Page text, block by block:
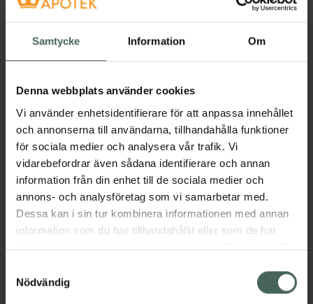
Samtycke Information Om
Denna webbplats använder cookies
Vi använder enhetsidentifierare för att anpassa innehållet
och annonserna till användarna, tillhandahålla funktioner
för sociala medier och analysera vår trafik. Vi
vidarebefordrar även sådana identifierare och annan
information från din enhet till de sociala medier och
annons- och analysföretag som vi samarbetar med.
Dessa kan i sin tur kombinera informationen med annan
information som du har tillhandahållit eller som de har
samlat in när du har använt deras tjänster. Samtycke till
återkalla ditt samtycke via webbplatsens
cookieinställningar. Ett återkallat samtycke påverkar inte
Nödvändig
känslomässig balans, kamomill som bidrar till
bibehållen lugn sinnesstämning samt
extraktet ADAPT232-S med adaptogenerna
rosenrot, schisandra, rysk rot i kombination
stödjer kroppens förmåga att hantera stress,
rysk rot bidrar till att bibehålla mental och
fysisk energi, pantotensyra och magnesium
bidrar till att minska trötthet och utmattning.
Jämförpris 0,56 kr/ml
07392213680005
Kategorier:
AshwagandhaAshwagandha
Kost och hälsaKosttillskottKosttillskott
Rosenrot
Vitaminer och mineraler